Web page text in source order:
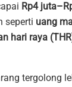
Rp4
seperti uang
hari raya
tergolong